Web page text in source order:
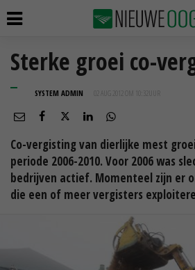
Sterke groei co-
SYSTEM ADMIN 02 AUG 2012 OM 10:32
Co-vergisting van dierlijke mest
periode 2006-2010. Voor 2006 was
bedrijven actief. Momenteel zijn er
die een of meer vergisters